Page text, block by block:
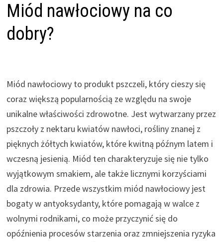
Miód nawłociowy na co
dobry?
Miód nawłociowy to produkt pszczeli, który cieszy się
coraz większą popularnością ze względu na swoje
unikalne właściwości zdrowotne. Jest wytwarzany przez
pszczoły z nektaru kwiatów nawłoci, rośliny znanej z
pięknych żółtych kwiatów, które kwitną późnym latem i
wczesną jesienią. Miód ten charakteryzuje się nie tylko
wyjątkowym smakiem, ale także licznymi korzyściami
dla zdrowia. Przede wszystkim miód nawłociowy jest
bogaty w antyoksydanty, które pomagają w walce z
wolnymi rodnikami, co może przyczynić się do
opóźnienia procesów starzenia oraz zmniejszenia ryzyka